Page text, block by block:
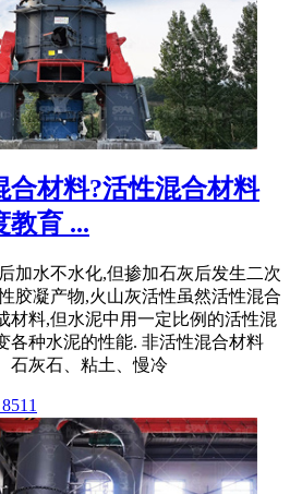
合材料?活性混合材料
教育 ...
加水不水化,但掺加石灰后发生二次
胶凝产物,火山灰活性虽然活性混合
材料,但水泥中用一定比例的活性混
各种水泥的性能. 非活性混合材料
石灰石、粘土、慢冷